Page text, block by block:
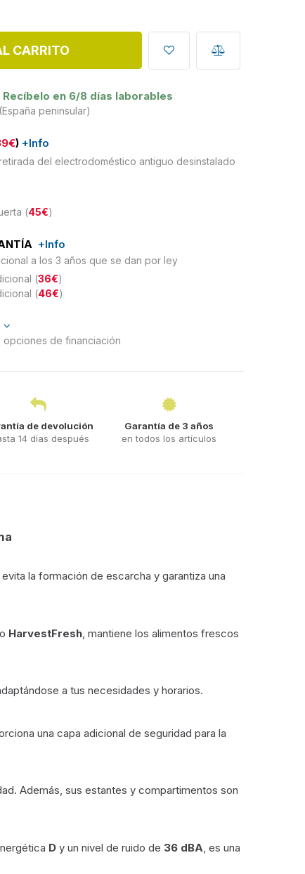
CARRITO
Recíbelo en 6/8 días laborables
(España peninsular)
) +Info
del electrodoméstico antiguo desinstalado
(45€)
+Info
a los 3 años que se dan por ley
(36€)
(46€)
de financiación
de devolución
14 días después
Garantía de 3 años
en todos los artículos
evita la formación de escarcha y garantiza una
HarvestFresh , mantiene los alimentos frescos
a tus necesidades y horarios.
una capa adicional de seguridad para la
Además, sus estantes y compartimentos son
D y un nivel de ruido de 36 dBA , es una